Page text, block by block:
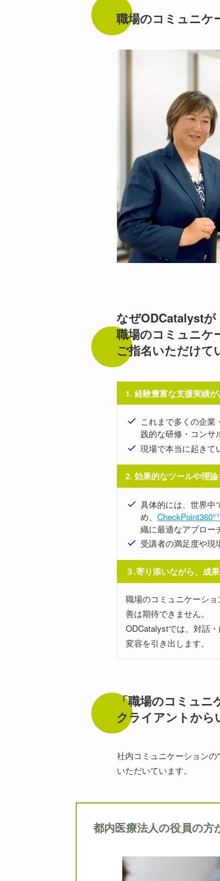
職場のコミュニケ
なぜODCatalystが
職場のコミュニケ
ご指名いただけて
1. 経験豊富な支援実績
これまで多くの企
践的な研修・コンサ
現場で本当に起きて
2. 効果的なツールや理
具体的には、世界中
め、
織に最適なアプロー
受講者の満足度や現
３.寄り添いながら、成
職場のコミュニケーシ
善は期待できません。
ODCatalystでは、対話
変容を引き出します。
「職場のコミュ
クライアントか
社内コミュニケーション
いただいています。
都内医療法人の役員の方